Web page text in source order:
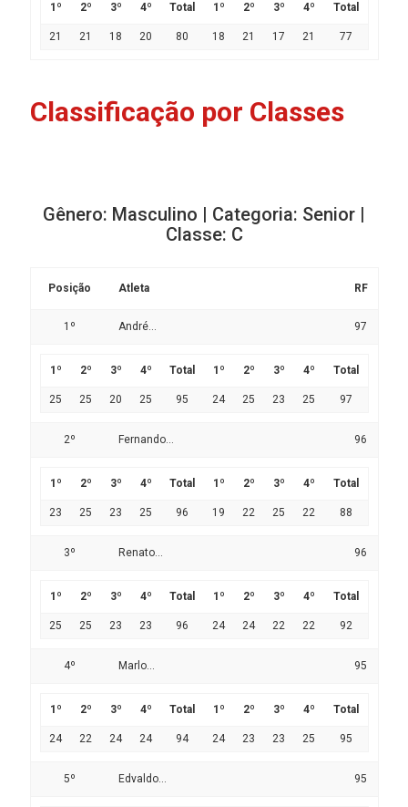
1º 2º 3º 4º Total 1º 2º 3º 4º Total
21 21 18 20 80 18 21 17 21 77
Classificação por Classes
Gênero: Masculino | Categoria: Senior |
Classe: C
Posição Atleta RF
1º André... 97
1º 2º 3º 4º Total 1º 2º 3º 4º Total
25 25 20 25 95 24 25 23 25 97
2º Fernando... 96
1º 2º 3º 4º Total 1º 2º 3º 4º Total
23 25 23 25 96 19 22 25 22 88
3º Renato... 96
1º 2º 3º 4º Total 1º 2º 3º 4º Total
25 25 23 23 96 24 24 22 22 92
4º Marlo... 95
1º 2º 3º 4º Total 1º 2º 3º 4º Total
24 22 24 24 94 24 23 23 25 95
5º Edvaldo... 95